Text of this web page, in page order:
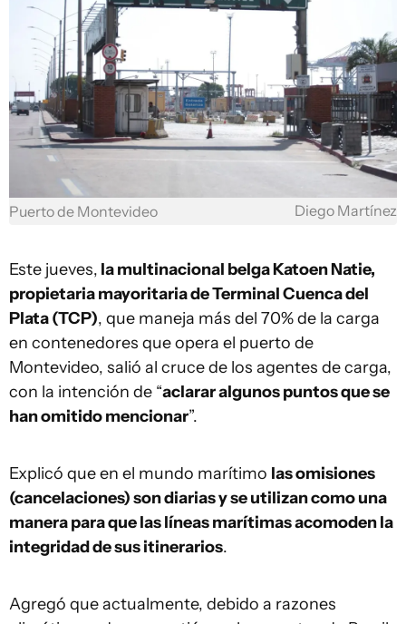
Puerto de Montevideo Diego Martínez
Este jueves, la multinacional belga Katoen Natie,
propietaria mayoritaria de Terminal Cuenca del
Plata (TCP), que maneja más del 70% de la carga
en contenedores que opera el puerto de
Montevideo, salió al cruce de los agentes de carga,
con la intención de “aclarar algunos puntos que se
han omitido mencionar”.
Explicó que en el mundo marítimo las omisiones
(cancelaciones) son diarias y se utilizan como una
manera para que las líneas marítimas acomoden la
integridad de sus itinerarios.
Agregó que actualmente, debido a razones